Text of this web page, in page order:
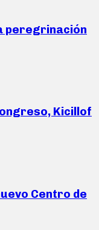
peregrinación
Kicillof
Centro de